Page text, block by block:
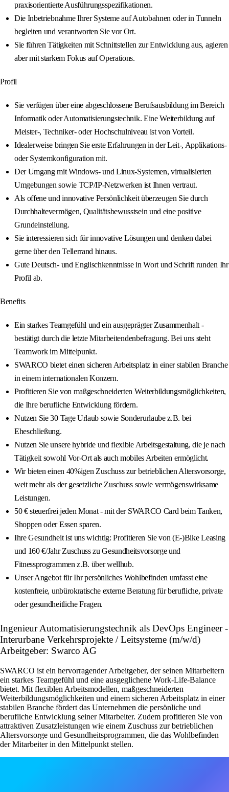
praxisorientierte Ausführungsspezifikationen.
Die Inbetriebnahme Ihrer Systeme auf Autobahnen oder in Tunneln
begleiten und verantworten Sie vor Ort.
Sie führen Tätigkeiten mit Schnittstellen zur Entwicklung aus, agieren
aber mit starkem Fokus auf Operations.
Profil
Sie verfügen über eine abgeschlossene Berufsausbildung im Bereich
Informatik oder Automatisierungstechnik. Eine Weiterbildung auf
Meister-, Techniker- oder Hochschulniveau ist von Vorteil.
Idealerweise bringen Sie erste Erfahrungen in der Leit-, Applikations-
oder Systemkonfiguration mit.
Der Umgang mit Windows- und Linux-Systemen, virtualisierten
Umgebungen sowie TCP/IP-Netzwerken ist Ihnen vertraut.
Als offene und innovative Persönlichkeit überzeugen Sie durch
Durchhaltevermögen, Qualitätsbewusstsein und eine positive
Grundeinstellung.
Sie interessieren sich für innovative Lösungen und denken dabei
gerne über den Tellerrand hinaus.
Gute Deutsch- und Englischkenntnisse in Wort und Schrift runden Ihr
Profil ab.
Benefits
Ein starkes Teamgefühl und ein ausgeprägter Zusammenhalt -
bestätigt durch die letzte Mitarbeitendenbefragung. Bei uns steht
Teamwork im Mittelpunkt.
SWARCO bietet einen sicheren Arbeitsplatz in einer stabilen Branche
in einem internationalen Konzern.
Profitieren Sie von maßgeschneiderten Weiterbildungsmöglichkeiten,
die Ihre berufliche Entwicklung fördern.
Nutzen Sie 30 Tage Urlaub sowie Sonderurlaube z.B. bei
Eheschließung.
Nutzen Sie unsere hybride und flexible Arbeitsgestaltung, die je nach
Tätigkeit sowohl Vor-Ort als auch mobiles Arbeiten ermöglicht.
Wir bieten einen 40%igen Zuschuss zur betrieblichen Altersvorsorge,
weit mehr als der gesetzliche Zuschuss sowie vermögenswirksame
Leistungen.
50 € steuerfrei jeden Monat - mit der SWARCO Card beim Tanken,
Shoppen oder Essen sparen.
Ihre Gesundheit ist uns wichtig: Profitieren Sie von (E-)Bike Leasing
und 160 €/Jahr Zuschuss zu Gesundheitsvorsorge und
Fitnessprogrammen z.B. über wellhub.
Unser Angebot für Ihr persönliches Wohlbefinden umfasst eine
kostenfreie, unbürokratische externe Beratung für berufliche, private
oder gesundheitliche Fragen.
Ingenieur Automatisierungstechnik als DevOps Engineer -
Interurbane Verkehrsprojekte / Leitsysteme (m/w/d)
Arbeitgeber: Swarco AG
SWARCO ist ein hervorragender Arbeitgeber, der seinen Mitarbeitern
ein starkes Teamgefühl und eine ausgeglichene Work-Life-Balance
bietet. Mit flexiblen Arbeitsmodellen, maßgeschneiderten
Weiterbildungsmöglichkeiten und einem sicheren Arbeitsplatz in einer
stabilen Branche fördert das Unternehmen die persönliche und
berufliche Entwicklung seiner Mitarbeiter. Zudem profitieren Sie von
attraktiven Zusatzleistungen wie einem Zuschuss zur betrieblichen
Altersvorsorge und Gesundheitsprogrammen, die das Wohlbefinden
der Mitarbeiter in den Mittelpunkt stellen.